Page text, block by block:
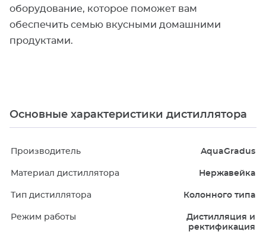
оборудование, которое поможет вам
обеспечить семью вкусными домашними
продуктами.
Основные характеристики дистиллятора
Производитель AquaGradus
Материал дистиллятора Нержавейка
Тип дистиллятора Колонного типа
Режим работы
Дистилляция и
ректификация